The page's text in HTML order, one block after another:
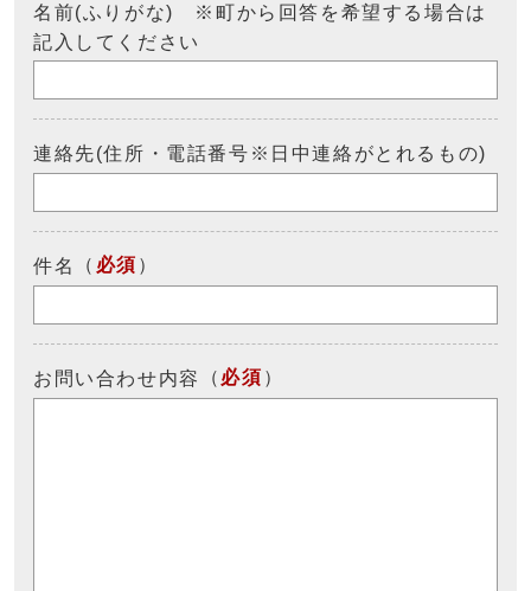
名前(ふりがな) ※町から回答を希望する場合は
記入してください
連絡先(住所・電話番号※日中連絡がとれるもの)
件名 （ 必須 ）
お問い合わせ内容 （ 必須 ）